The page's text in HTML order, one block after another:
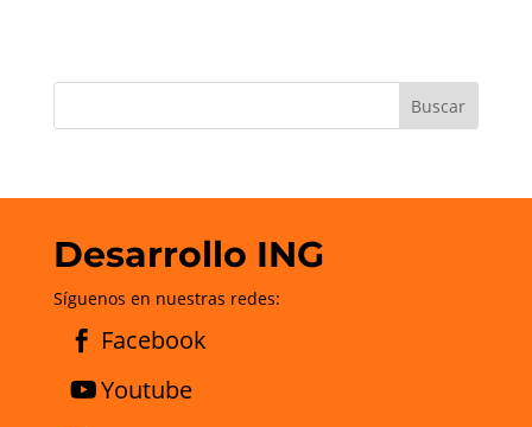
Desarrollo ING
Síguenos en nuestras redes:
Facebook
Youtube